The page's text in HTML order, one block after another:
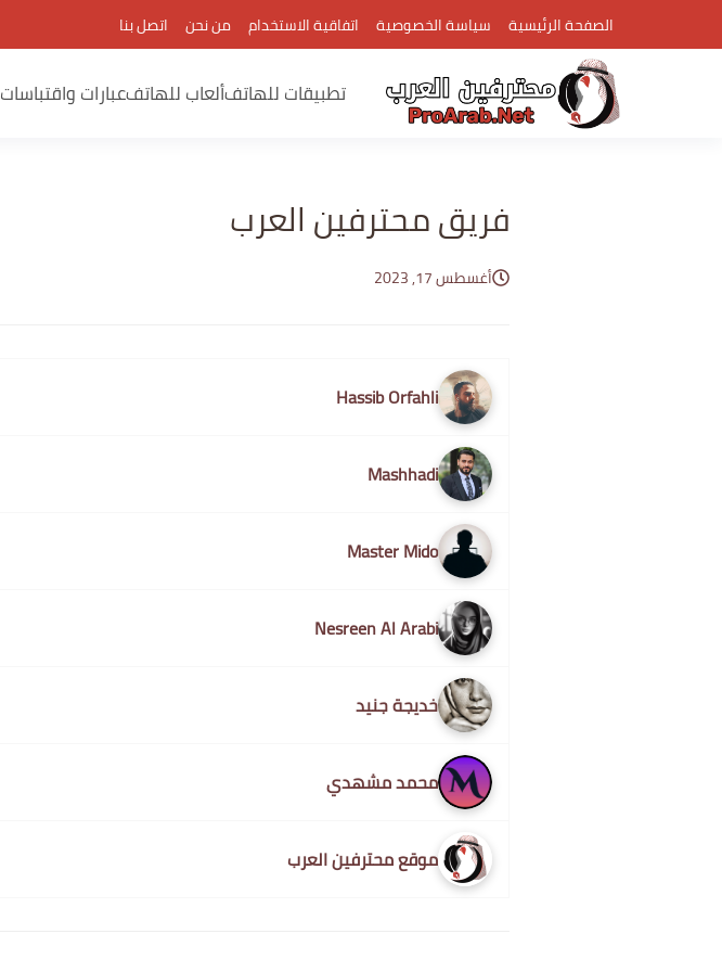
الصفحة الرئيسية سياسة الخصوصية اتفاقية الاستخدام من نحن اتصل بنا
تطبيقات للهاتفألعاب للهاتفعبارات واقتباسات
فريق محترفين العرب
أغسطس 17, 2023
Hassib Orfahli
Mashhadi
Master Mido
Nesreen Al Arabi
خديجة جنيد
محمد مشهدي
موقع محترفين العرب